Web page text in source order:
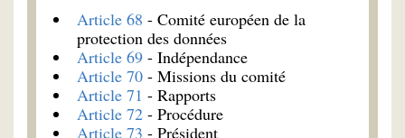
Article 68 - Comité européen de la
protection des données
Article 69 - Indépendance
Article 70 - Missions du comité
Article 71 - Rapports
Article 72 - Procédure
Article 73 - Président